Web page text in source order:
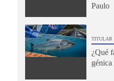
Paulo
TITULAR
¿Qué